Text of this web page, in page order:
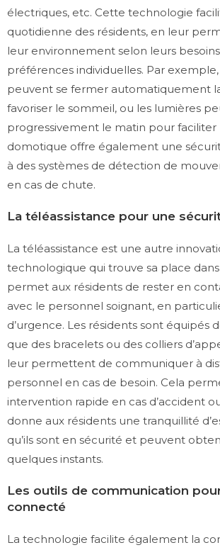
électriques, etc. Cette technologie
quotidienne des résidents, en leur
leur environnement selon leurs
préférences individuelles. Par
peuvent se fermer automatiquement
favoriser le sommeil, ou les lumières
progressivement le matin pour faciliter
domotique offre également une
à des systèmes de détection de
en cas de chute.
La téléassistance pour une
La téléassistance est une autre
technologique qui trouve sa place dans
permet aux résidents de rester en
avec le personnel soignant, en
d’urgence. Les résidents sont équipés
que des bracelets ou des colliers
leur permettent de communiquer à
personnel en cas de besoin. Cela
intervention rapide en cas d’accident
donne aux résidents une tranquillité
qu’ils sont en sécurité et peuvent
quelques instants.
Les outils de communication
connecté
La technologie facilite également la